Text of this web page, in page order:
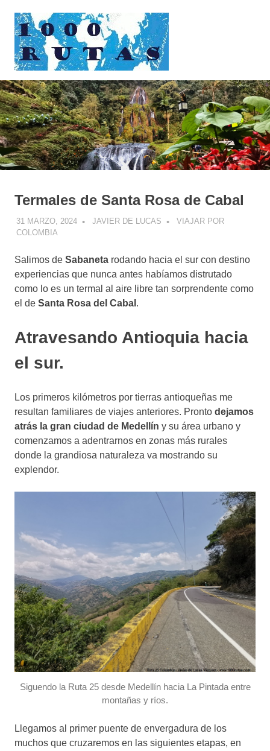
contenido
sobre
dos
ruedas
Termales de Santa Rosa de Cabal
31 MARZO, 2024 JAVIER DE LUCAS
VIAJAR POR
COLOMBIA
Salimos de Sabaneta rodando hacia el sur con destino
experiencias que nunca antes habíamos distrutado
como lo es un termal al aire libre tan sorprendente como
el de Santa Rosa del Cabal .
Atravesando Antioquia hacia
el sur.
Los primeros kilómetros por tierras antioqueñas me
resultan familiares de viajes anteriores. Pronto dejamos
atrás la gran ciudad de Medellín y su área urbano y
comenzamos a adentrarnos en zonas más rurales
donde la grandiosa naturaleza va mostrando su
explendor.
Siguendo la Ruta 25 desde Medellín hacia La Pintada entre
montañas y ríos.
Llegamos al primer puente de envergadura de los
muchos que cruzaremos en las siguientes etapas, en